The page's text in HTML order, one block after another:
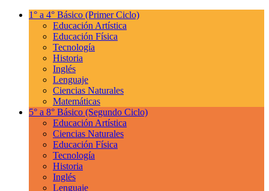
1° a 4° Básico (Primer Ciclo)
Educación Artística
Educación Física
Tecnología
Historia
Inglés
Lenguaje
Ciencias Naturales
Matemáticas
5° a 8° Básico (Segundo Ciclo)
Educación Artística
Ciencias Naturales
Educación Física
Tecnología
Historia
Inglés
Lenguaje